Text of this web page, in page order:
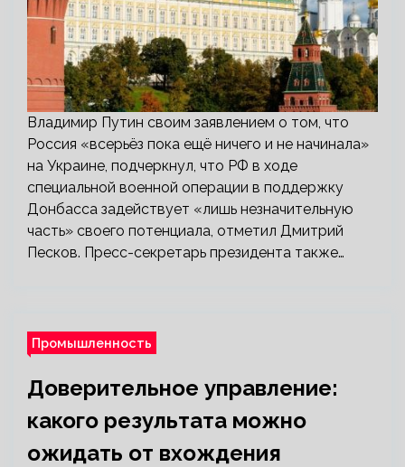
Владимир Путин своим заявлением о том, что
Россия «всерьёз пока ещё ничего и не начинала»
на Украине, подчеркнул, что РФ в ходе
специальной военной операции в поддержку
Донбасса задействует «лишь незначительную
часть» своего потенциала, отметил Дмитрий
Песков. Пресс-секретарь президента также…
Промышленность
Доверительное управление:
какого результата можно
ожидать от вхождения